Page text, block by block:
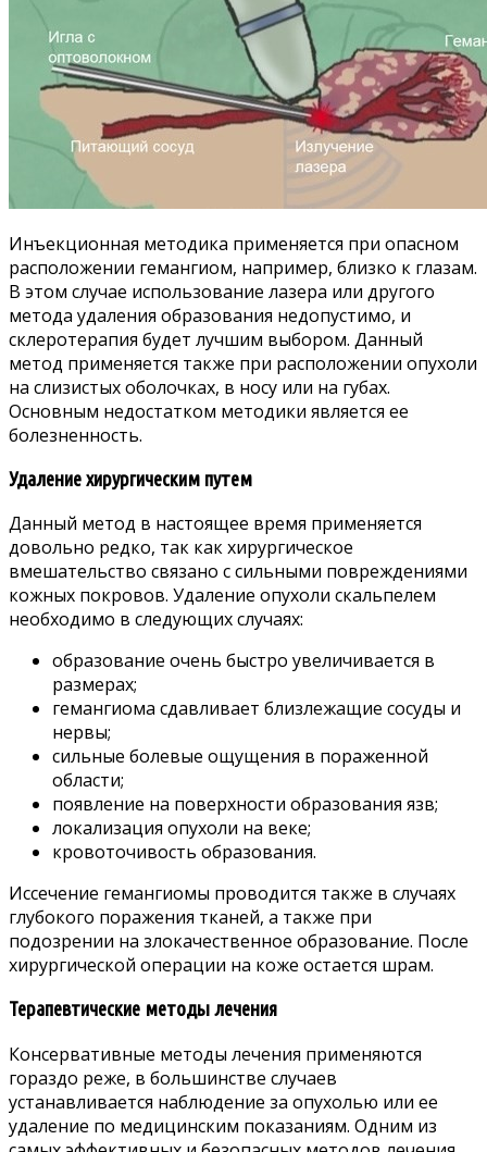
Инъекционная методика применяется при опасном
расположении гемангиом, например, близко к глазам.
В этом случае использование лазера или другого
метода удаления образования недопустимо, и
склеротерапия будет лучшим выбором. Данный
метод применяется также при расположении опухоли
на слизистых оболочках, в носу или на губах.
Основным недостатком методики является ее
болезненность.
Удаление хирургическим путем
Данный метод в настоящее время применяется
довольно редко, так как хирургическое
вмешательство связано с сильными повреждениями
кожных покровов. Удаление опухоли скальпелем
необходимо в следующих случаях:
образование очень быстро увеличивается в
размерах;
гемангиома сдавливает близлежащие сосуды и
нервы;
сильные болевые ощущения в пораженной
области;
появление на поверхности образования язв;
локализация опухоли на веке;
кровоточивость образования.
Иссечение гемангиомы проводится также в случаях
глубокого поражения тканей, а также при
подозрении на злокачественное образование. После
хирургической операции на коже остается шрам.
Терапевтические методы лечения
Консервативные методы лечения применяются
гораздо реже, в большинстве случаев
устанавливается наблюдение за опухолью или ее
удаление по медицинским показаниям. Одним из